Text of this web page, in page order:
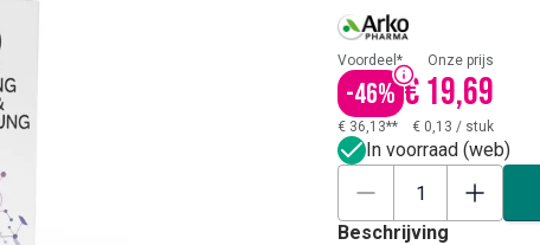
Voordeel*
-46%
Onze prijs
€ 19,69
€ 36,13** € 0,13 / stuk
In voorraad (web)
Beschrijving